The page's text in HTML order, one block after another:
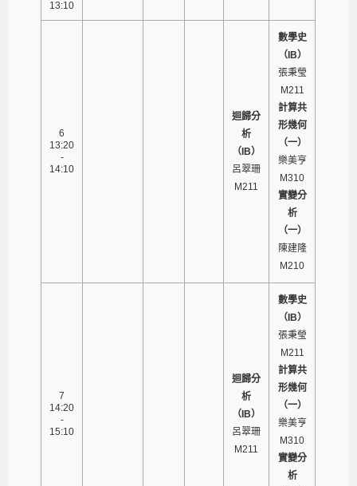
13:10
6
13:20
-
14:10
迴歸分
析
（IB）
呂翠珊
M211
數學史
（IB）
張秉瑩
M211
計算共
形幾何
（一）
樂美亨
M310
實變分
析
（一）
陳建隆
M210
7
14:20
-
15:10
迴歸分
析
（IB）
呂翠珊
M211
數學史
（IB）
張秉瑩
M211
計算共
形幾何
（一）
樂美亨
M310
實變分
析